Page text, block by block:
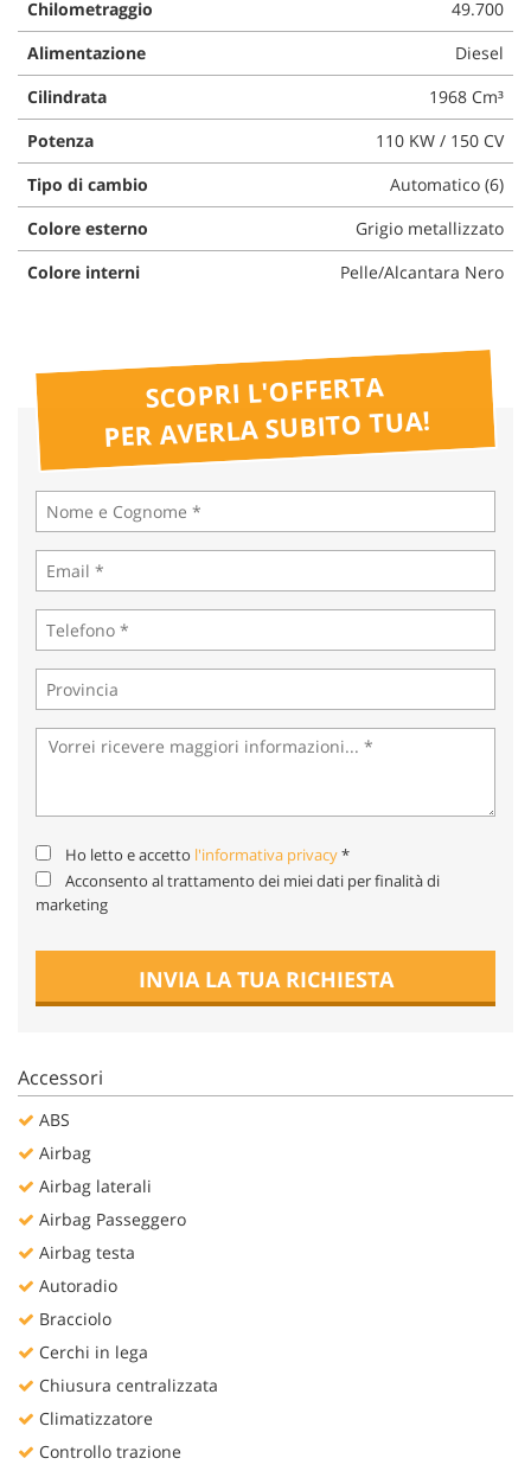
Chilometraggio
49.700
Alimentazione
Diesel
Cilindrata
1968 Cm³
Potenza
110 KW / 150 CV
Tipo di cambio
Automatico (6)
Colore esterno
Grigio metallizzato
Colore interni
Pelle/Alcantara Nero
SCOPRI L'OFFERTA
PER AVERLA SUBITO TUA!
Ho letto e accetto l'informativa privacy*
Acconsento al trattamento dei miei dati per finalità di
marketing
INVIA LA TUA RICHIESTA
Accessori
ABS
Airbag
Airbag laterali
Airbag Passeggero
Airbag testa
Autoradio
Bracciolo
Cerchi in lega
Chiusura centralizzata
Climatizzatore
Controllo trazione
questi
strumenti
di
tracciamento
si
rimanda
alla
cookie
policy.
Puoi
rivedere
e
scelte
in
qualsiasi
momento.
Cookie necessari
Cookie delle preferenze
Cookie per il miglioramento dell'esperienza utente
Cookie analitici
Cookie di marketing
Leggi
cookie
Salva
le
impostazioni